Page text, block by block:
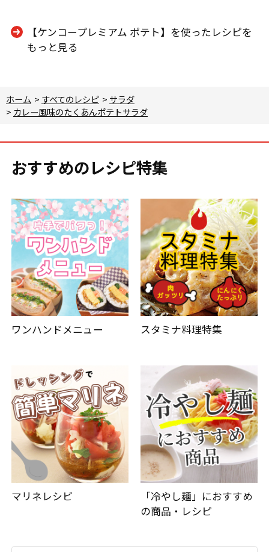
【ケンコープレミアム ポテト】を使ったレシピを
もっと見る
ホーム > すべてのレシピ > サラダ
> カレー風味のたくあんポテトサラダ
おすすめのレシピ特集
ワンハンドメニュー スタミナ料理特集
マリネレシピ
「冷やし麺」におすすめ
の商品・レシピ